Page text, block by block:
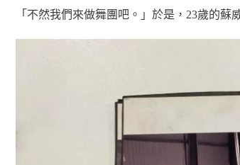
「不然我們來做舞團吧。」於是，23歲的